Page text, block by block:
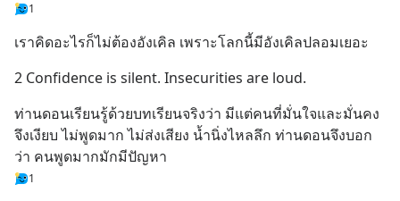
1
เราคิดอะไรก็ไม่ต้องอังเคิล เพราะโลกนี้มีอังเคิลปลอมเยอะ
2 Confidence is silent. Insecurities are loud.
ท่านดอนเรียนรู้ด้วยบทเรียนจริงว่า มีแต่คนที่มั่นใจและมั่นคง
จึงเงียบ ไม่พูดมาก ไม่ส่งเสียง น้ำนิ่งไหลลึก ท่านดอนจึงบอก
ว่า คนพูดมากมักมีปัญหา
1